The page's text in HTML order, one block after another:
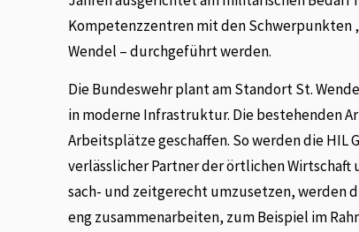
Kompetenzzentren mit den Schwerpunkten
Wendel – durchgeführt werden.
Die Bundeswehr plant am Standort St.
in moderne Infrastruktur. Die bestehenden
Arbeitsplätze geschaffen. So werden die
verlässlicher Partner der örtlichen Wirtschaft
sach- und zeitgerecht umzusetzen, werden
eng zusammenarbeiten, zum Beispiel im